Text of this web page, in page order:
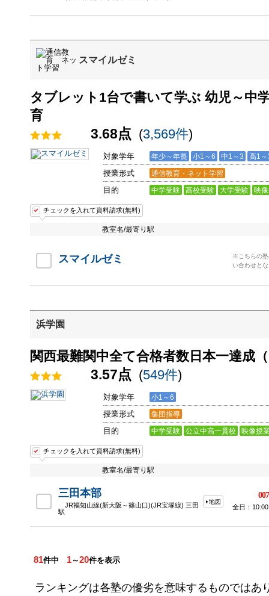
スマイルゼミ
タブレット1台で書いて学ぶ 幼児～中
育
3.68点 (3,569件)
対象学年 年少～年長 小1～6 中1～3 高1
授業形式 通信教育・ネット学習
目的 中学受験 高校受験 大学受験 映
チェックを入れて資料請求(無料)
教室名/最寄り駅
スマイルゼミ
※こちらの塾
い合わせと
浜学園
関西最難関中全て合格者数日本一達成
3.57点 (549件)
対象学年 小1～6
授業形式 集団指導
目的 中学受験 公立中高一貫校 映像授
チェックを入れて資料請求(無料)
教室名/最寄り駅
三田本部
JR福知山線(新大阪～篠山口)(JR宝塚線) 三田
駅
地図
全日：
81件中 1～20件を表示
ランキングは各塾の優劣を意味するものではあ